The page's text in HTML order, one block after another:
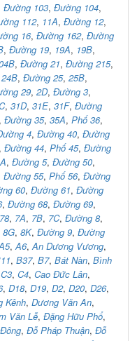
Đường 103, Đường 104,
112, 11A, Đường 12,
16, Đường 162, Đường
, Đường 19, 19A, 19B,
, Đường 21, Đường 215,
24B, Đường 25, 25B,
29, 2D, Đường 3,
, 31D, 31E, 31F, Đường
Đường 35, 35A, Phố 36,
4, Đường 40, Đường
, Đường 44, Phố 45, Đường
, Đường 5, Đường 50,
Đường 55, Phố 56, Đường
60, Đường 61, Đường
, Đường 68, Đường 69,
, 7A, 7B, 7C, Đường 8,
8G, 8K, Đường 9, Đường
,A6,An Dương Vương,
, B37, B7, Bát Nàn, Bình
C3, C4, Cao Đức Lân,
, D18, D19, D2, D20, D26,
Kênh, Dương Văn An,
Văn Lễ, Đặng Hữu Phổ,
, Đỗ Pháp Thuận, Đỗ